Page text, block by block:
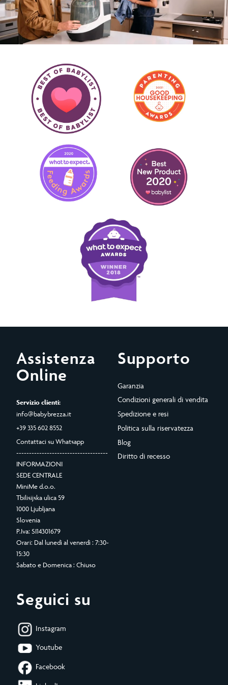
Assistenza
Online
Servizio clienti:
info@babybrezza.it
+39 335 602 8552
Contattaci su Whatsapp
------------------------------------
INFORMAZIONI
SEDE CENTRALE
MiniMe d.o.o.
Tbilisijska ulica 59
1000 Ljubljana
Slovenia
P.Iva: SI14301679
Orari: Dal lunedì al venerdì : 7:30-
15:30
Sabato e Domenica : Chiuso
Supporto
Garanzia
Condizioni generali di vendita
Spedizione e resi
Politica sulla riservatezza
Blog
Diritto di recesso
Seguici su
Instagram
Youtube
Facebook